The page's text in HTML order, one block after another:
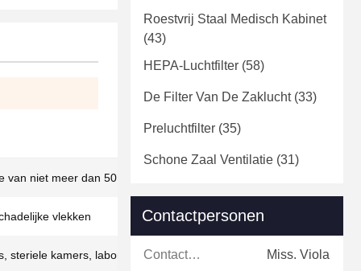
van niet meer dan 50 mm
vlekken
steriele kamers, laboratorium, ziekenhuis
Roestvrij Staal Medisch Kabinet
(43)
HEPA-Luchtfilter (58)
De Filter Van De Zaklucht(33)
Preluchtfilter (35)
Schone Zaal Ventilatie (31)
Contactpersonen
Contactpersonen: Miss. Viola